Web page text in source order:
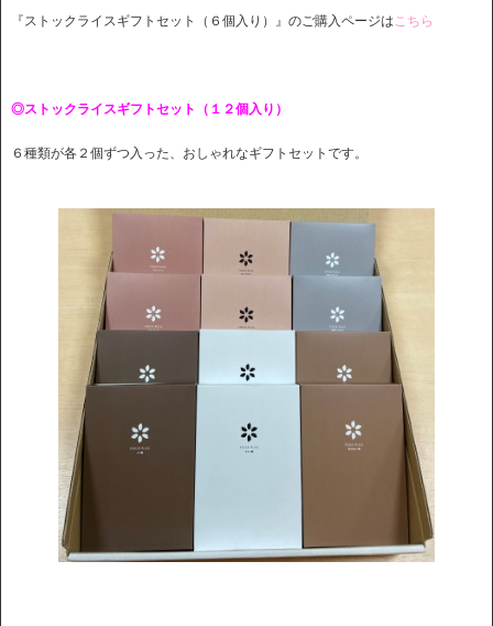
『ストックライスギフトセット（６個入り）』のご購入ページはこちら
◎ストックライスギフトセット（１２個入り）
６種類が各２個ずつ入った、おしゃれなギフトセットです。